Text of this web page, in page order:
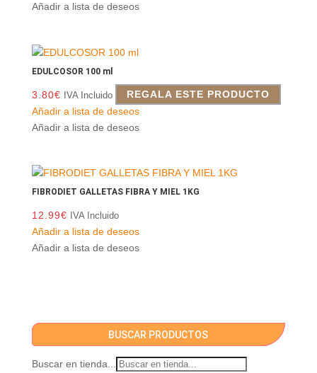
Añadir a lista de deseos
EDULCOSOR 100 ml
3.80€ IVA Incluido
REGALA ESTE PRODUCTO
Añadir a lista de deseos
Añadir a lista de deseos
FIBRODIET GALLETAS FIBRA Y MIEL 1KG
12.99€ IVA Incluido
Añadir a lista de deseos
Añadir a lista de deseos
BUSCAR PRODUCTOS
Buscar en tienda...